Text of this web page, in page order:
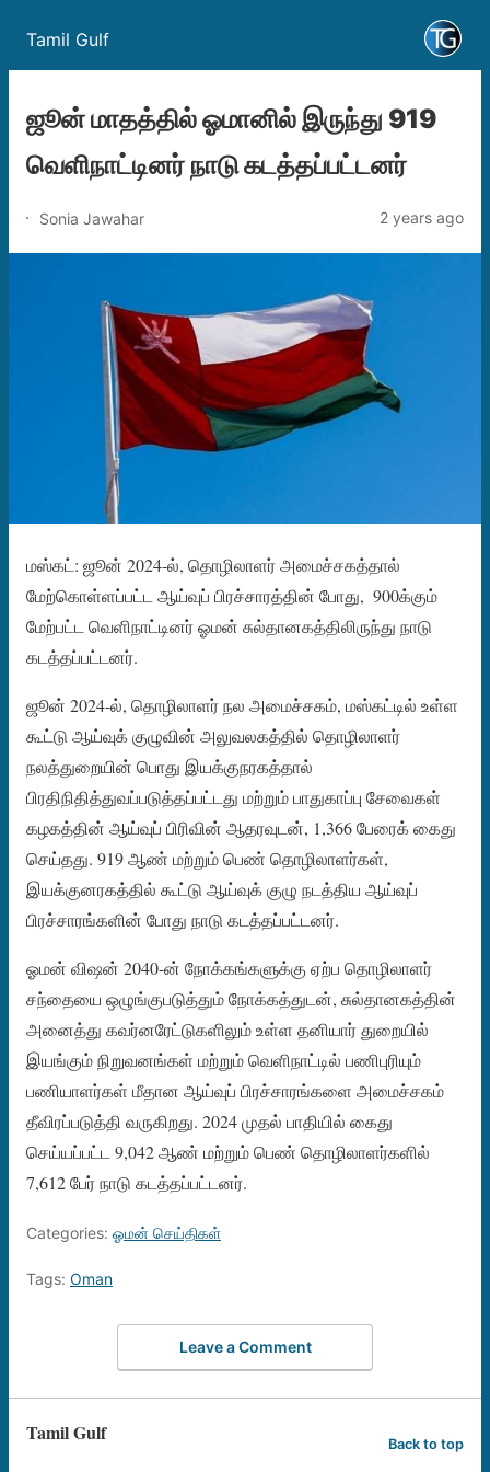
Tamil Gulf
ஜூன் மாதத்தில் ஓமானில் இருந்து 919
வெளிநாட்டினர் நாடு கடத்தப்பட்டனர்
Sonia Jawahar 2 years ago
மஸ்கட்: ஜூன் 2024-ல், தொழிலாளர் அமைச்சகத்தால்
மேற்கொள்ளப்பட்ட ஆய்வுப் பிரச்சாரத்தின் போது, ​ 900க்கும்
மேற்பட்ட வெளிநாட்டினர் ஓமன் சுல்தானகத்திலிருந்து நாடு
கடத்தப்பட்டனர்.
ஜூன் 2024-ல், தொழிலாளர் நல அமைச்சகம், மஸ்கட்டில் உள்ள
கூட்டு ஆய்வுக் குழுவின் அலுவலகத்தில் தொழிலாளர்
நலத்துறையின் பொது இயக்குநரகத்தால்
பிரதிநிதித்துவப்படுத்தப்பட்டது மற்றும் பாதுகாப்பு சேவைகள்
கழகத்தின் ஆய்வுப் பிரிவின் ஆதரவுடன், 1,366 பேரைக் கைது
செய்தது. 919 ஆண் மற்றும் பெண் தொழிலாளர்கள்,
இயக்குனரகத்தில் கூட்டு ஆய்வுக் குழு நடத்திய ஆய்வுப்
பிரச்சாரங்களின் போது நாடு கடத்தப்பட்டனர்.
ஓமன் விஷன் 2040-ன் நோக்கங்களுக்கு ஏற்ப தொழிலாளர்
சந்தையை ஒழுங்குபடுத்தும் நோக்கத்துடன், சுல்தானகத்தின்
அனைத்து கவர்னரேட்டுகளிலும் உள்ள தனியார் துறையில்
இயங்கும் நிறுவனங்கள் மற்றும் வெளிநாட்டில் பணிபுரியும்
பணியாளர்கள் மீதான ஆய்வுப் பிரச்சாரங்களை அமைச்சகம்
தீவிரப்படுத்தி வருகிறது. 2024 முதல் பாதியில் கைது
செய்யப்பட்ட 9,042 ஆண் மற்றும் பெண் தொழிலாளர்களில்
7,612 பேர் நாடு கடத்தப்பட்டனர்.
Categories: ஓமன் செய்திகள்
Tags: Oman
Leave a Comment
Tamil Gulf Back to top